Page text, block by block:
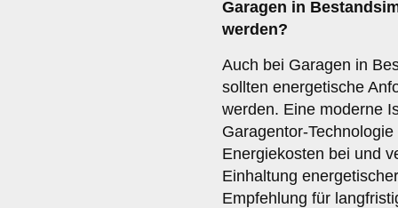
Garagen in
werden?
Auch bei Garagen in
sollten energetische
werden. Eine moderne
Garagentor-
Energiekosten bei und
Einhaltung
Empfehlung für